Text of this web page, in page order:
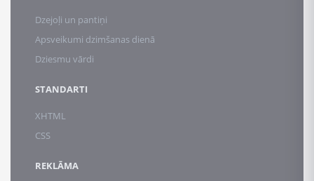
Dzejoļi un pantiņi
Apsveikumi dzimšanas dienā
Dziesmu vārdi
STANDARTI
XHTML
CSS
REKLĀMA